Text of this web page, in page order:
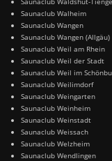
Saunaclub Walheim
Saunaclub Wangen
Saunaclub Wangen (Allgäu)
Saunaclub Weil am Rhein
Saunaclub Weil der Stadt
Saunaclub Weil im
Saunaclub Weilimdorf
Saunaclub Weingarten
Saunaclub Weinheim
Saunaclub Weinstadt
Saunaclub Weissach
Saunaclub Welzheim
Saunaclub Wendlingen